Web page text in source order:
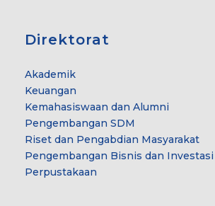
Direktorat
Akademik
Keuangan
Kemahasiswaan dan Alumni
Pengembangan SDM
Riset dan Pengabdian Masyarakat
Pengembangan Bisnis dan Investasi
Perpustakaan